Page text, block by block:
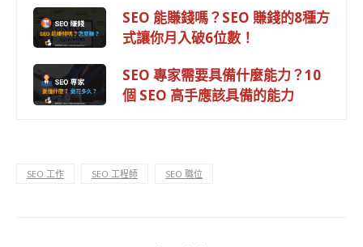
SEO 能賺錢嗎？SEO 賺錢的8種方
式讓你月入破6位數！
SEO 專家需要具備什麼能力？10
個 SEO 高手應該具備的能力
SEO 工作 SEO 工程師 SEO 職位